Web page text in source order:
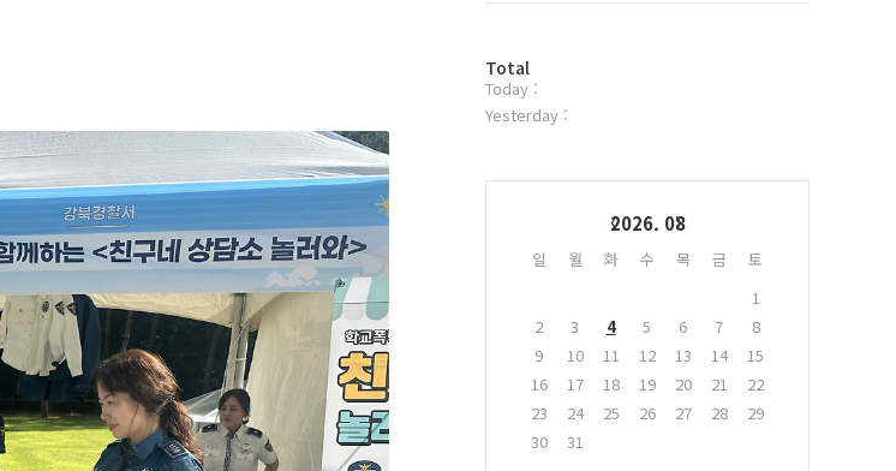
플
러
그
방
문
자
Total
Today :
Yesterday :
2026. 08
일 월 화 수 목 금
토
1
2
3 4 5 6 7
8
9
10 11 12 13 14
15
16
17 18 19 20 21
22
23
24 25 26 27 28
29
30
31